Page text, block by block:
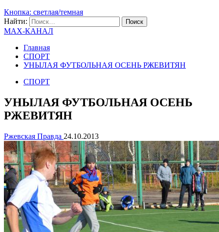
Кнопка: светлая/темная
Найти:
MAX-КАНАЛ
Главная
СПОРТ
УНЫЛАЯ ФУТБОЛЬНАЯ ОСЕНЬ РЖЕВИТЯН
СПОРТ
УНЫЛАЯ ФУТБОЛЬНАЯ ОСЕНЬ
РЖЕВИТЯН
Ржевская Правда 24.10.2013